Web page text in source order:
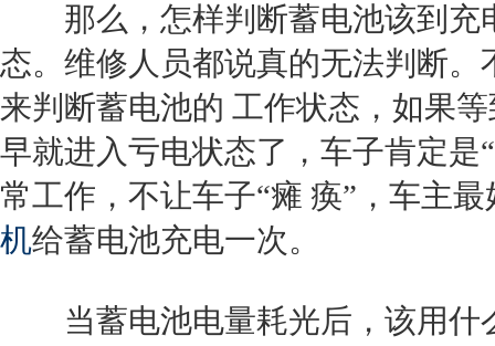
那么，怎样判断蓄电池该到充
态。维修人员都说真的无法判断
来判断蓄电池的 工作状态，如果
早就进入亏电状态了，车子肯定
常工作，不让车子“瘫 痪”，车主
机给蓄电池充电一次。
当蓄电池电量耗光后，该用什